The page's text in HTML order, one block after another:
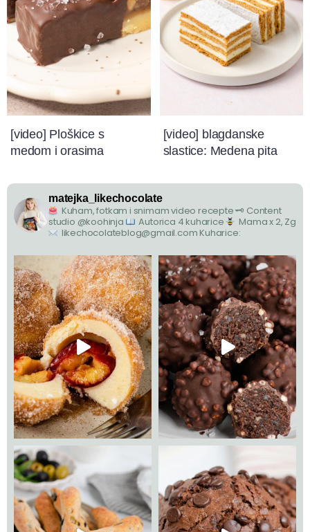
[video] Ploškice s
medom i orasima
[video] blagdanske
slastice: Medena pita
matejka_likechocolate
Kuham, fotkam i snimam video recepte🗝 Content
studio @koohinja
Autorica 4 kuharice
Mama x 2, Zg
likechocolateblog@gmail.com Kuharice: